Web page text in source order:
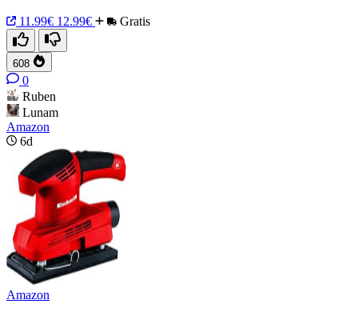
11.99€ 12.99€ Gratis
608
0
Ruben
Lunam
Amazon
6d
Amazon